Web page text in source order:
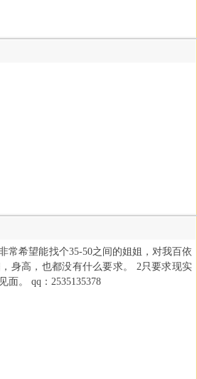
常希望能找个35-50之间的姐姐，对我百依
身高，也都没有什么要求。 2只要求现实
。 qq：2535135378